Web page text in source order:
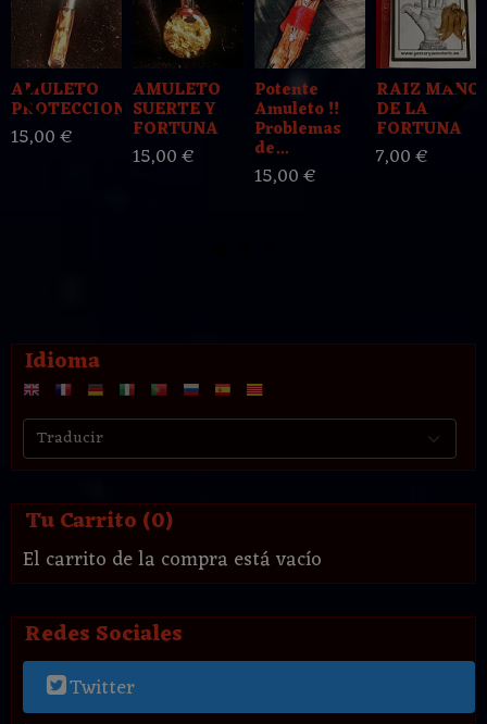
Idioma
Tu Carrito (0)
El carrito de la compra está vacío
Redes Sociales
Twitter
AMULETO
PROTECCION
15,00 €
AMULETO
SUERTE Y
FORTUNA
15,00 €
Potente
Amuleto !!
Problemas
de...
15,00 €
RAIZ MANO
DE LA
FORTUNA
7,00 €